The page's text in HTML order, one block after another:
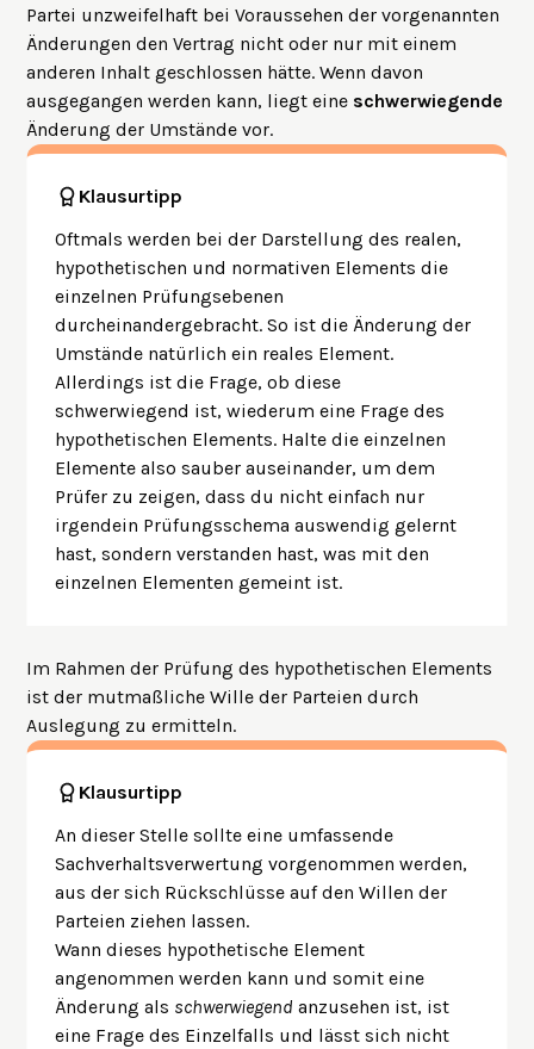
Partei unzweifelhaft bei Voraussehen der vorgenannten
Änderungen den Vertrag nicht oder nur mit einem
anderen Inhalt geschlossen hätte. Wenn davon
ausgegangen werden kann, liegt eine schwerwiegende
Änderung der Umstände vor.
Klausurtipp
Oftmals werden bei der Darstellung des realen,
hypothetischen und normativen Elements die
einzelnen Prüfungsebenen
durcheinandergebracht. So ist die Änderung der
Umstände natürlich ein reales Element.
Allerdings ist die Frage, ob diese
schwerwiegend ist, wiederum eine Frage des
hypothetischen Elements. Halte die einzelnen
Elemente also sauber auseinander, um dem
Prüfer zu zeigen, dass du nicht einfach nur
irgendein Prüfungsschema auswendig gelernt
hast, sondern verstanden hast, was mit den
einzelnen Elementen gemeint ist.
Im Rahmen der Prüfung des hypothetischen Elements
ist der mutmaßliche Wille der Parteien durch
Auslegung zu ermitteln.
Klausurtipp
An dieser Stelle sollte eine umfassende
Sachverhaltsverwertung vorgenommen werden,
aus der sich Rückschlüsse auf den Willen der
Parteien ziehen lassen.
Wann dieses hypothetische Element
angenommen werden kann und somit eine
Änderung als schwerwiegend anzusehen ist, ist
eine Frage des Einzelfalls und lässt sich nicht